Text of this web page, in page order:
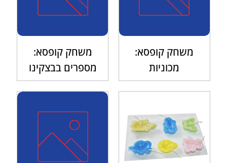
משחק קופסא:
מכוניות
משחק קופסא:
מספרים בבצקינו